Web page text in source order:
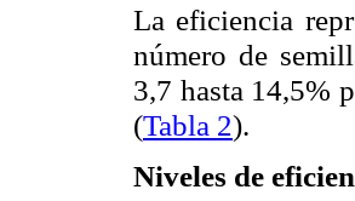
La eficiencia
número de
3,7 hasta 14,5%
(Tabla 2).
Niveles de